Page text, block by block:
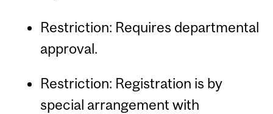
Restriction: Requires departmental
approval.
Restriction: Registration is by
special arrangement with